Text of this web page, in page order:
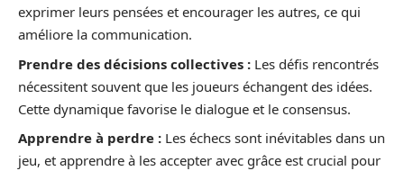
exprimer leurs pensées et encourager les autres, ce qui
améliore la communication.
Prendre des décisions collectives : Les défis rencontrés
nécessitent souvent que les joueurs échangent des idées.
Cette dynamique favorise le dialogue et le consensus.
Apprendre à perdre : Les échecs sont inévitables dans un
jeu, et apprendre à les accepter avec grâce est crucial pour